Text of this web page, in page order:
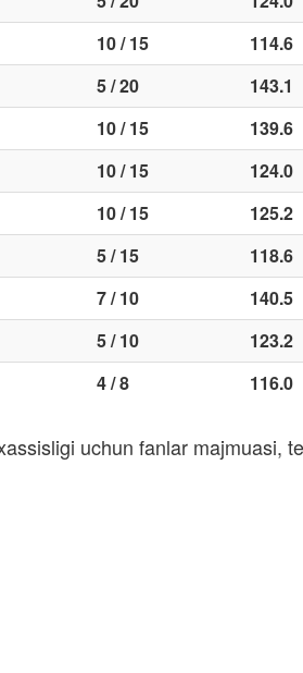
10 / 15 114.6
5 / 20 143.1
10 / 15 139.6
10 / 15 124.0
10 / 15 125.2
5 / 15 118.6
7 / 10 140.5
5 / 10 123.2
4 / 8 116.0
uchun fanlar majmuasi,